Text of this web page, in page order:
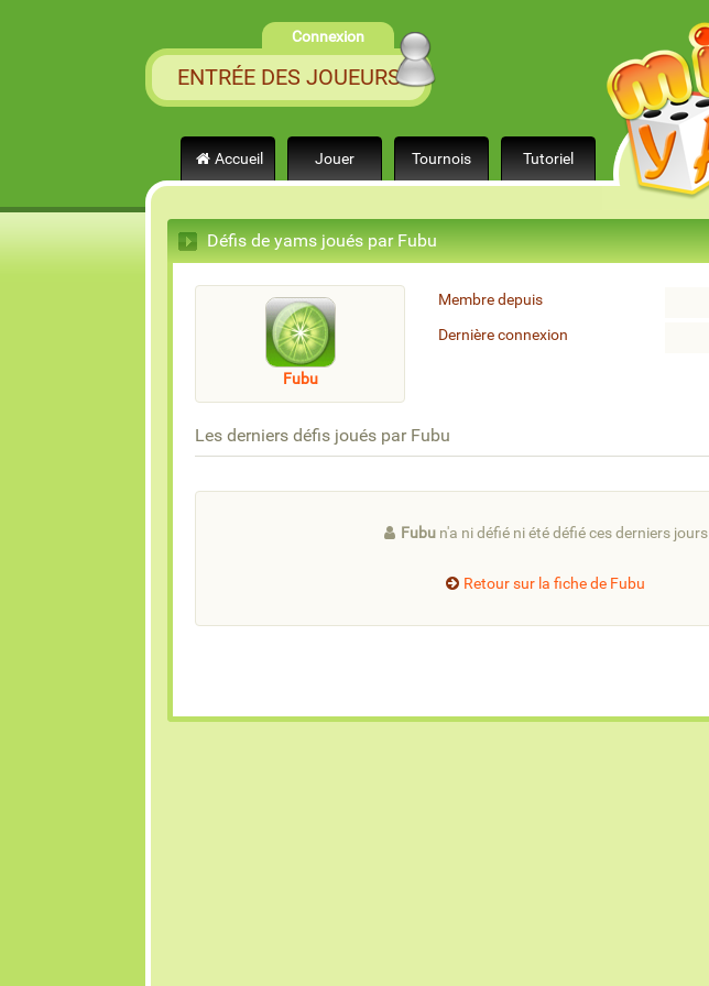
Connexion
ENTRÉE DES JOUEURS
Accueil Jouer Tournois Tutoriel
Défis de yams joués par Fubu
Fubu
Membre depuis
Dernière connexion
Les derniers défis joués par Fubu
Fubu n'a ni défié ni été défié ces derniers jours
Retour sur la fiche de Fubu